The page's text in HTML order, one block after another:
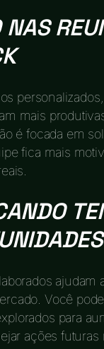
mais
é focada em
fica mais
ajudam
Você
para
ações futuras